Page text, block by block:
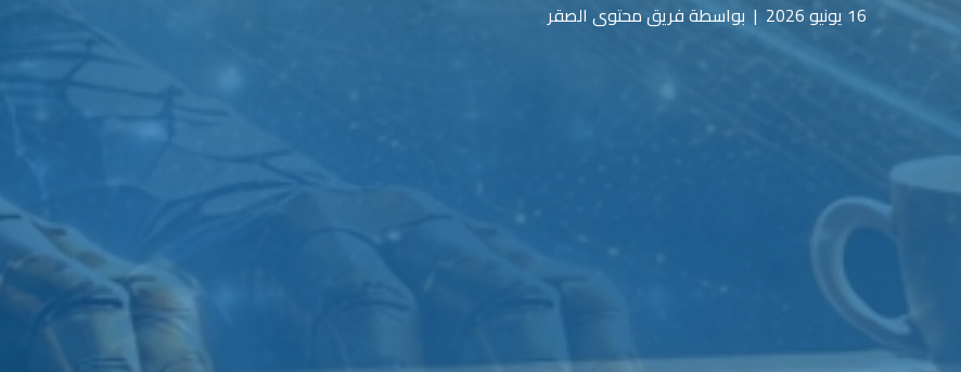
16 يونيو 2026 | بواسطة فريق محتوى الصقر